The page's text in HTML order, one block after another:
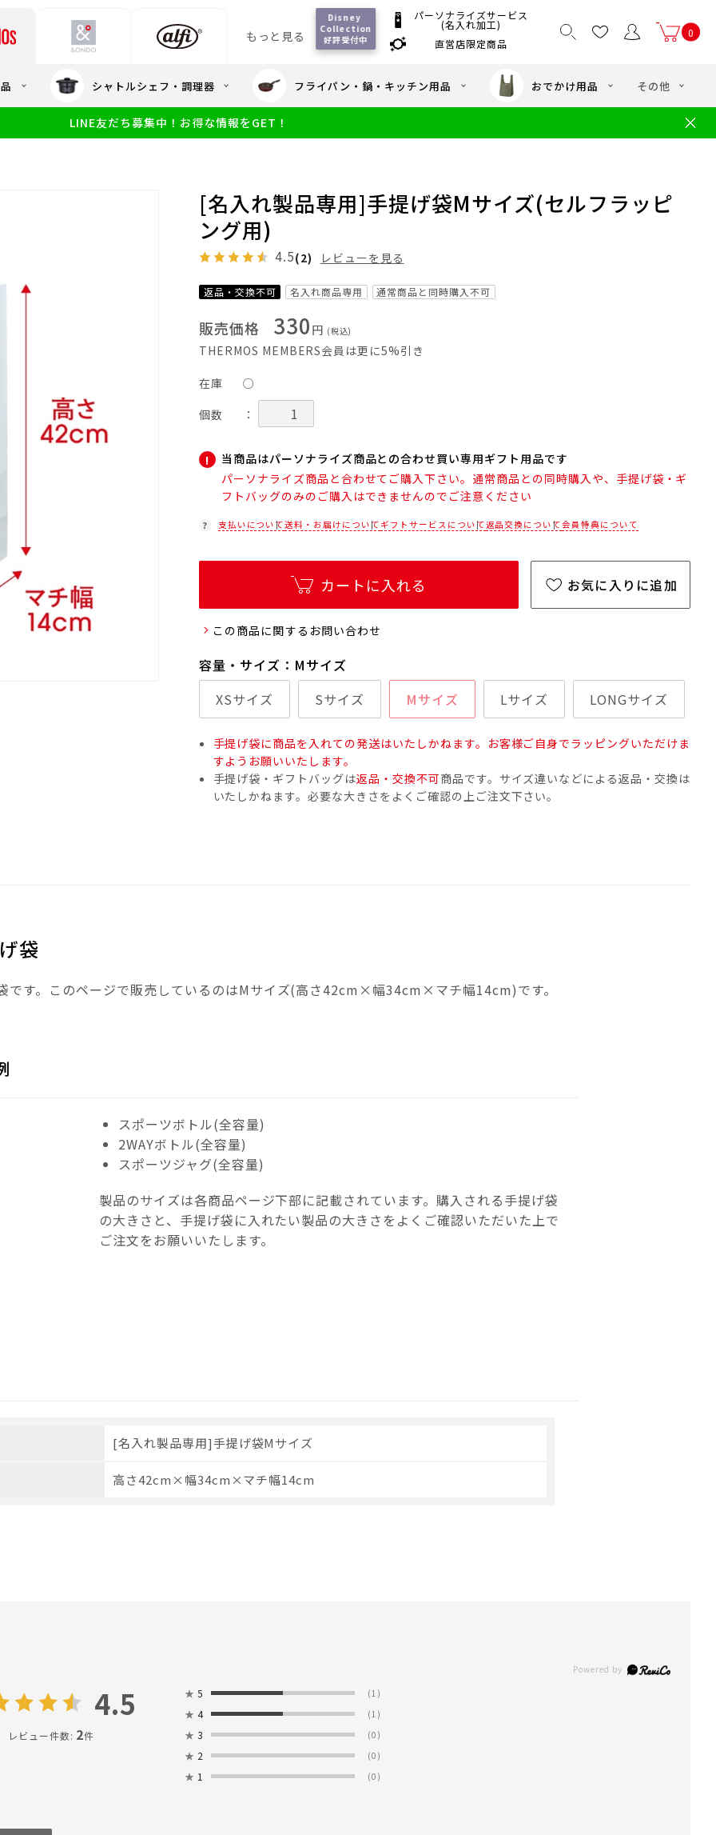
もっと見る
以上送料無料
サーモスのeギフト
ギフトのご案内
Disney
Collection
好評受付中
パーソナライズサービス
(名入れ加工)
直営店限定商品
食洗機対応 幼児・園児向け水筒
0
シャトルシェフ・調理器 フライパン・鍋・キッチン用品 おでかけ用品 その他
LINE友だち募集中！お得な情報をGET！
[名入れ製品専用]手提げ袋Mサイズ(セルフラッピ
ング用)
4.5(2) レビューを見る
返品・交換不可 名入れ商品専用 通常商品と同時購入不可
販売価格 330 円 (税込)
THERMOS MEMBERS会員は更に5%引き
在庫
○
個数
：
当商品はパーソナライズ商品との合わせ買い専用ギフト用品です
パーソナライズ商品と合わせてご購入下さい。通常商品との同時購入や、手提げ袋・ギ
フトバッグのみのご購入はできませんのでご注意ください
支払いについて送料・お届けについて ギフトサービスについて返品交換について会員特典について
カートに入れる お気に入りに追加
この商品に関するお問い合わせ
容量・サイズ：Mサイズ
XSサイズ
Sサイズ Mサイズ Lサイズ LONGサイズ
手提げ袋に商品を入れての発送はいたしかねます。お客様ご自身でラッピングいただけま
すようお願いいたします。
手提げ袋・ギフトバッグは返品・交換不可商品です。サイズ違いなどによる返品・交換は
いたしかねます。必要な大きさをよくご確認の上ご注文下さい。
袋
です。このページで販売しているのはMサイズ(高さ42cm×幅34cm×マチ幅14cm)です。
スポーツボトル(全容量)
2WAYボトル(全容量)
スポーツジャグ(全容量)
製品のサイズは各商品ページ下部に記載されています。購入される手提げ袋
の大きさと、手提げ袋に入れたい製品の大きさをよくご確認いただいた上で
ご注文をお願いいたします。
[名入れ製品専用]手提げ袋Mサイズ
高さ42cm×幅34cm×マチ幅14cm
4.5
レビュー件数: 2件
★ 5 (1)
★ 4 (1)
★ 3 (0)
★ 2 (0)
★ 1 (0)